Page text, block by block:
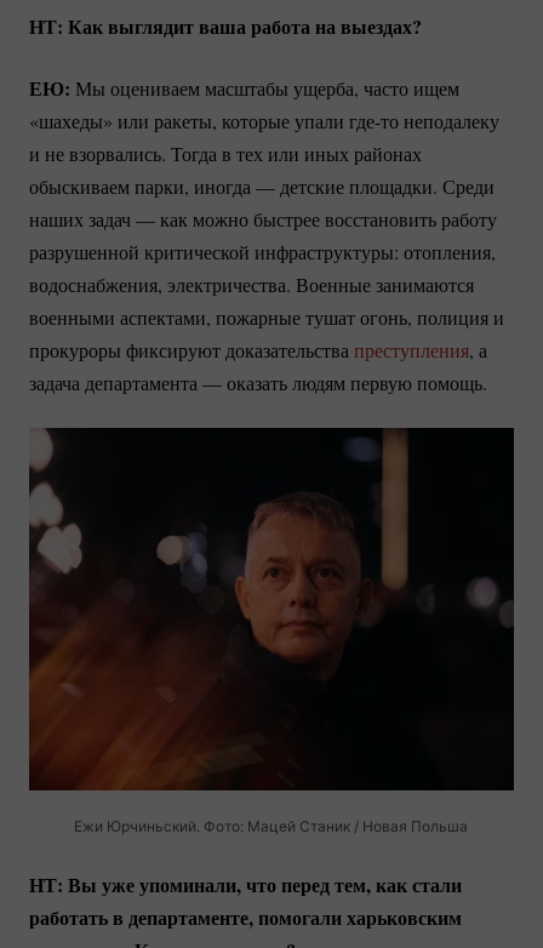
НТ: Как выглядит ваша работа на выездах?
ЕЮ: Мы оцениваем масштабы ущерба, часто ищем
«шахеды» или ракеты, которые упали где-тонеподалеку
и не взорвались. Тогда в тех или иных районах
обыскиваем парки, иногда — детские площадки. Среди
наших задач — как можно быстрее восстановить работу
разрушенной критической инфраструктуры: отопления,
водоснабжения, электричества. Военные занимаются
военными аспектами, пожарные тушат огонь, полиция и
прокуроры фиксируют доказательства преступления, а
задача департамента — оказать людям первую помощь.
Ежи Юрчиньский. Фото: Мацей Станик / Новая Польша
НТ: Вы уже упоминали, что перед тем, как стали
работать в департаменте, помогали харьковским